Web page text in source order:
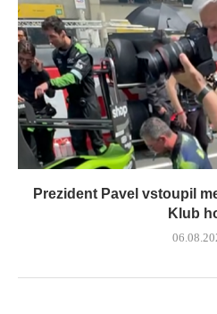
Prezident Pavel vstoupil
Klub